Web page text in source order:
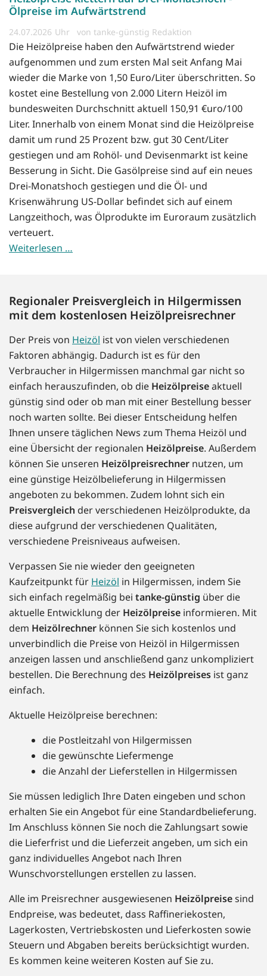
Ölpreise im Aufwärtstrend
24.07.2026 von tanke-günstig Redaktion
Die Heizölpreise haben den Aufwärtstrend wieder
aufgenommen und zum ersten Mal seit Anfang Mai
wieder die Marke von 1,50 Euro/Liter überschritten. So
kostet eine Bestellung von 2.000 Litern Heizöl im
bundesweiten Durchschnitt aktuell 150,91 €uro/100
Liter. Innerhalb von einem Monat sind die Heizölpreise
damit um rund 25 Prozent bzw. gut 30 Cent/Liter
gestiegen und am Rohöl- und Devisenmarkt ist keine
Besserung in Sicht. Die Gasölpreise sind auf ein neues
Drei-Monatshoch gestiegen und die Öl- und
Krisenwährung US-Dollar befindet sich auf einem
Langzeithoch, was Ölprodukte im Euroraum zusätzlich
verteuert.
Weiterlesen …
Regionaler Preisvergleich in Hilgermissen
mit dem kostenlosen Heizölpreisrechner
Der Preis von Heizöl ist von vielen verschiedenen
Faktoren abhängig. Dadurch ist es für den
Verbraucher in Hilgermissen manchmal gar nicht so
einfach herauszufinden, ob die Heizölpreiseaktuell
günstig sind oder ob man mit einer Bestellung besser
noch warten sollte. Bei dieser Entscheidung helfen
Ihnen unsere täglichen News zum Thema Heizöl und
eine Übersicht der regionalen Heizölpreise. Außerdem
können Sie unseren Heizölpreisrechner nutzen, um
eine günstige Heizölbelieferung in Hilgermissen
angeboten zu bekommen. Zudem lohnt sich ein
Preisvergleich der verschiedenen Heizölprodukte, da
diese aufgrund der verschiedenen Qualitäten,
verschiedene Preisniveaus aufweisen.
Verpassen Sie nie wieder den geeigneten
Kaufzeitpunkt für Heizöl in Hilgermissen, indem Sie
sich einfach regelmäßig bei tanke-günstig über die
aktuelle Entwicklung der Heizölpreise informieren. Mit
dem Heizölrechner können Sie sich kostenlos und
unverbindlich die Preise von Heizöl in Hilgermissen
anzeigen lassen und anschließend ganz unkompliziert
bestellen. Die Berechnung des Heizölpreises ist ganz
einfach.
Aktuelle Heizölpreise berechnen:
die Postleitzahl von Hilgermissen
die gewünschte Liefermenge
die Anzahl der Lieferstellen in Hilgermissen
Sie müssen lediglich Ihre Daten eingeben und schon
erhalten Sie ein Angebot für eine Standardbelieferung.
Im Anschluss können Sie noch die Zahlungsart sowie
die Lieferfrist und die Lieferzeit angeben, um sich ein
ganz individuelles Angebot nach Ihren
Wunschvorstellungen erstellen zu lassen.
Alle im Preisrechner ausgewiesenen Heizölpreisesind
Endpreise, was bedeutet, dass Raffineriekosten,
Lagerkosten, Vertriebskosten und Lieferkosten sowie
Steuern und Abgaben bereits berücksichtigt wurden.
Es kommen keine weiteren Kosten auf Sie zu.